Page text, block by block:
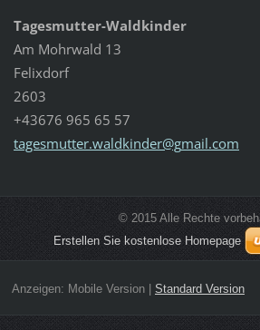
Tagesmutter-Waldkinder
Am Mohrwald 13
Felixdorf
2603
+43676 965 65 57
tagesmutter.waldkinder@gmail.com
© 2015 Alle Rechte
Erstellen Sie kostenlose Homepage
Anzeigen: Mobile Version| Standard Version